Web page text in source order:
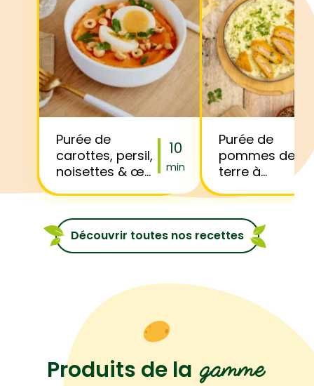
Purée de
carottes, persil,
noisettes & œuf
10
min
Purée de
pommes de
terre à
cordon bleu
Découvrir toutes nos recettes
Produits de la gamme